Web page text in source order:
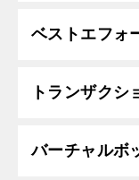
ベストエフォ
トランザクシ
バーチャルボ